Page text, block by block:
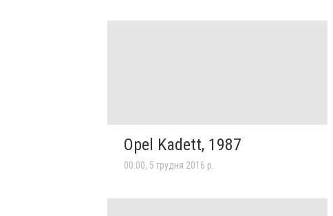
Opel Kadett, 1987
00:00, 5 грудня 2016 р.